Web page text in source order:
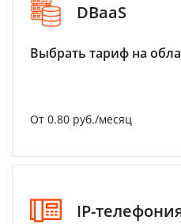
DBaaS
Выбрать тариф на
От 0.80 руб./месяц
IP-